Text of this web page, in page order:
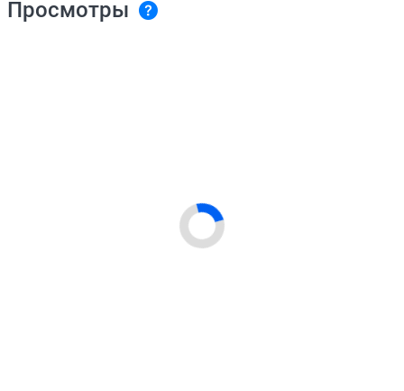
Просмотры